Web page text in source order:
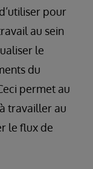
pour
au sein
le
du
permet au
travailler au
le flux de